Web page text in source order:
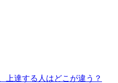
上達する人はどこが違う？